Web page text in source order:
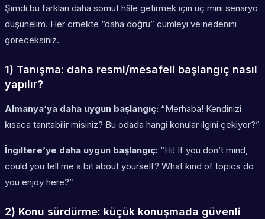
Şimdi bu farkları daha somut hâle getirmek için üç mini senaryo
düşünelim. Her örnekte “daha doğru” cümleyi ve nedenini
göreceksiniz.
1) Tanışma: daha resmi/mesafeli başlangıç nasıl
yapılır?
Almanya’ya daha uygun başlangıç: “Merhaba! Kendinizi
kısaca tanıtabilir misiniz? Bu odada hangi konular ilgini çekiyor?”
İngiltere’ye daha uygun başlangıç: “Hi! If you don’t mind,
could you tell me a bit about yourself? What kind of topics do
you enjoy here?”
2) Konu sürdürme: küçük konuşmada güvenli